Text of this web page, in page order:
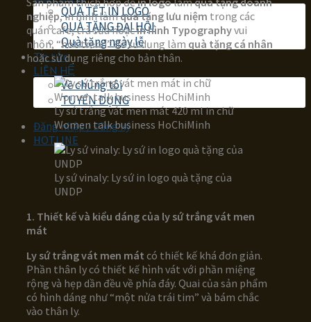
QUÀ TẾT IN LOGO
QUÀ TẶNG ĐẠI HỘI
Quà tặng ngày lễ
Tin tức
LIÊN HỆ
Về chúng tôi
TUYỂN DỤNG
Đăng nhập / Đăng ký
HOTLINE
nghiệp, in hình làmquà tặng lưu niệm trong các
quán cafe, trà sữa hoặcin hình Typographyvui
nhộn, “hot trend” để sử dụng làm quà tặng cá nhân
hoặc sử dụng riêng cho bản thân.
Ly sứ trắng vát men mát 420 ml in chữ
Women talk business HoChiMinh
Ly sứ vinaly: Ly sứ in logo quà tặng của
UNDP
1. Thiết kế và kiểu dáng của ly sứ trắng vát men
mát
Ly sứ trắng vát men mát có thiết kế khá đơn giản.
Phần thân ly có thiết kế hình vát với phần miệng
rộng và hẹp dần đều về phía đáy. Quai của sản phẩm
có hình dáng như “một nửa trái tim” và bám chắc
vào thân ly.